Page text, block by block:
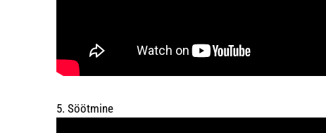
5. Söötmine